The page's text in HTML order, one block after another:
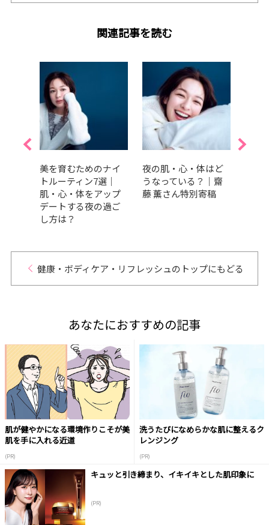
関連記事を読む
美を育むためのナイ
トルーティン7選｜
肌・心・体をアップ
デートする夜の過ご
し方は？
夜の肌・心・体はど
うなっている？｜齋
藤 薫さん特別寄稿
健康・ボディケア・リフレッシュのトップにもどる
あなたにおすすめの記事
肌が健やかになる環境作りこそが美
肌を手に入れる近道
(PR)
洗うたびになめらかな肌に整えるク
レンジング
(PR)
キュッと引き締まり、イキイキとした肌印象に
(PR)